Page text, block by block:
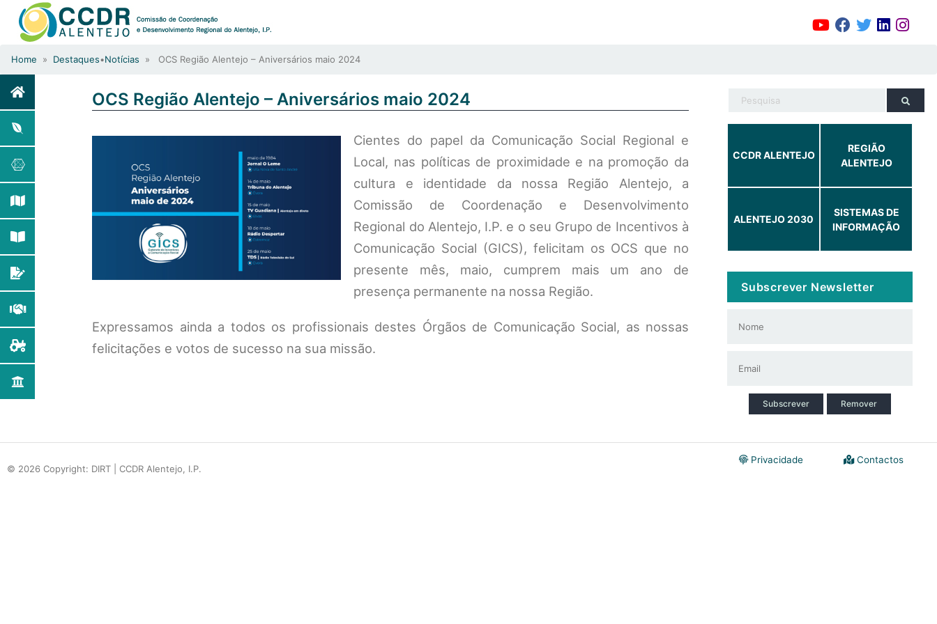
Home » Destaques•Notícias » OCS Região Alentejo – Aniversários maio 2024
OCS Região Alentejo – Aniversários maio 2024
Cientes do papel da Comunicação Social Regional e
Local, nas políticas de proximidade e na promoção da
cultura e identidade da nossa Região Alentejo, a
Comissão de Coordenação e Desenvolvimento
Regional do Alentejo, I.P. e o seu Grupo de Incentivos à
Comunicação Social (GICS), felicitam os OCS que no
presente mês, maio, cumprem mais um ano de
presença permanente na nossa Região.
Expressamos ainda a todos os profissionais destes Órgãos de Comunicação Social, as nossas
felicitações e votos de sucesso na sua missão.
CCDR ALENTEJO
REGIÃO
ALENTEJO
ALENTEJO 2030
SISTEMAS DE
INFORMAÇÃO
Subscrever Newsletter
Subscrever Remover
© 2026 Copyright: DIRT | CCDR Alentejo, I.P.
Contactos
Privacidade